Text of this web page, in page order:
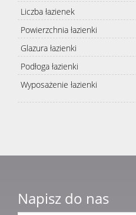
Liczba łazienek
Powierzchnia łazienki
Glazura łazienki
Podłoga łazienki
Wyposażenie łazienki
Napisz do nas